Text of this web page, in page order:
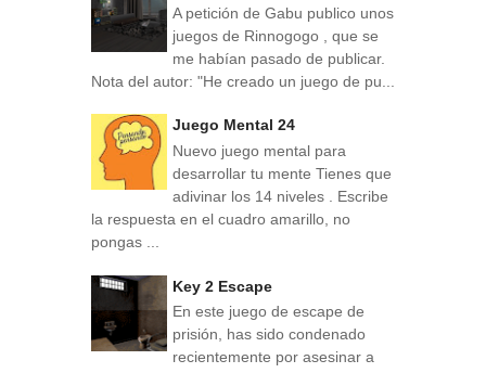
A petición de Gabu publico unos
juegos de Rinnogogo , que se
me habían pasado de publicar.
Nota del autor: "He creado un juego de pu...
Juego Mental 24
Nuevo juego mental para
desarrollar tu mente Tienes que
adivinar los 14 niveles . Escribe
la respuesta en el cuadro amarillo, no
pongas ...
Key 2 Escape
En este juego de escape de
prisión, has sido condenado
recientemente por asesinar a